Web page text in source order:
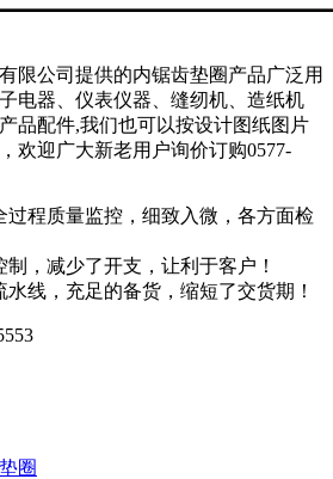
限公司提供的内锯齿垫圈产品广泛用
电器、仪表仪器、缝纫机、造纸机
品配件,我们也可以按设计图纸图片
欢迎广大新老用户询价订购0577-
过程质量监控，细致入微，各方面检
，减少了开支，让利于客户！
线，充足的备货，缩短了交货期！
圈